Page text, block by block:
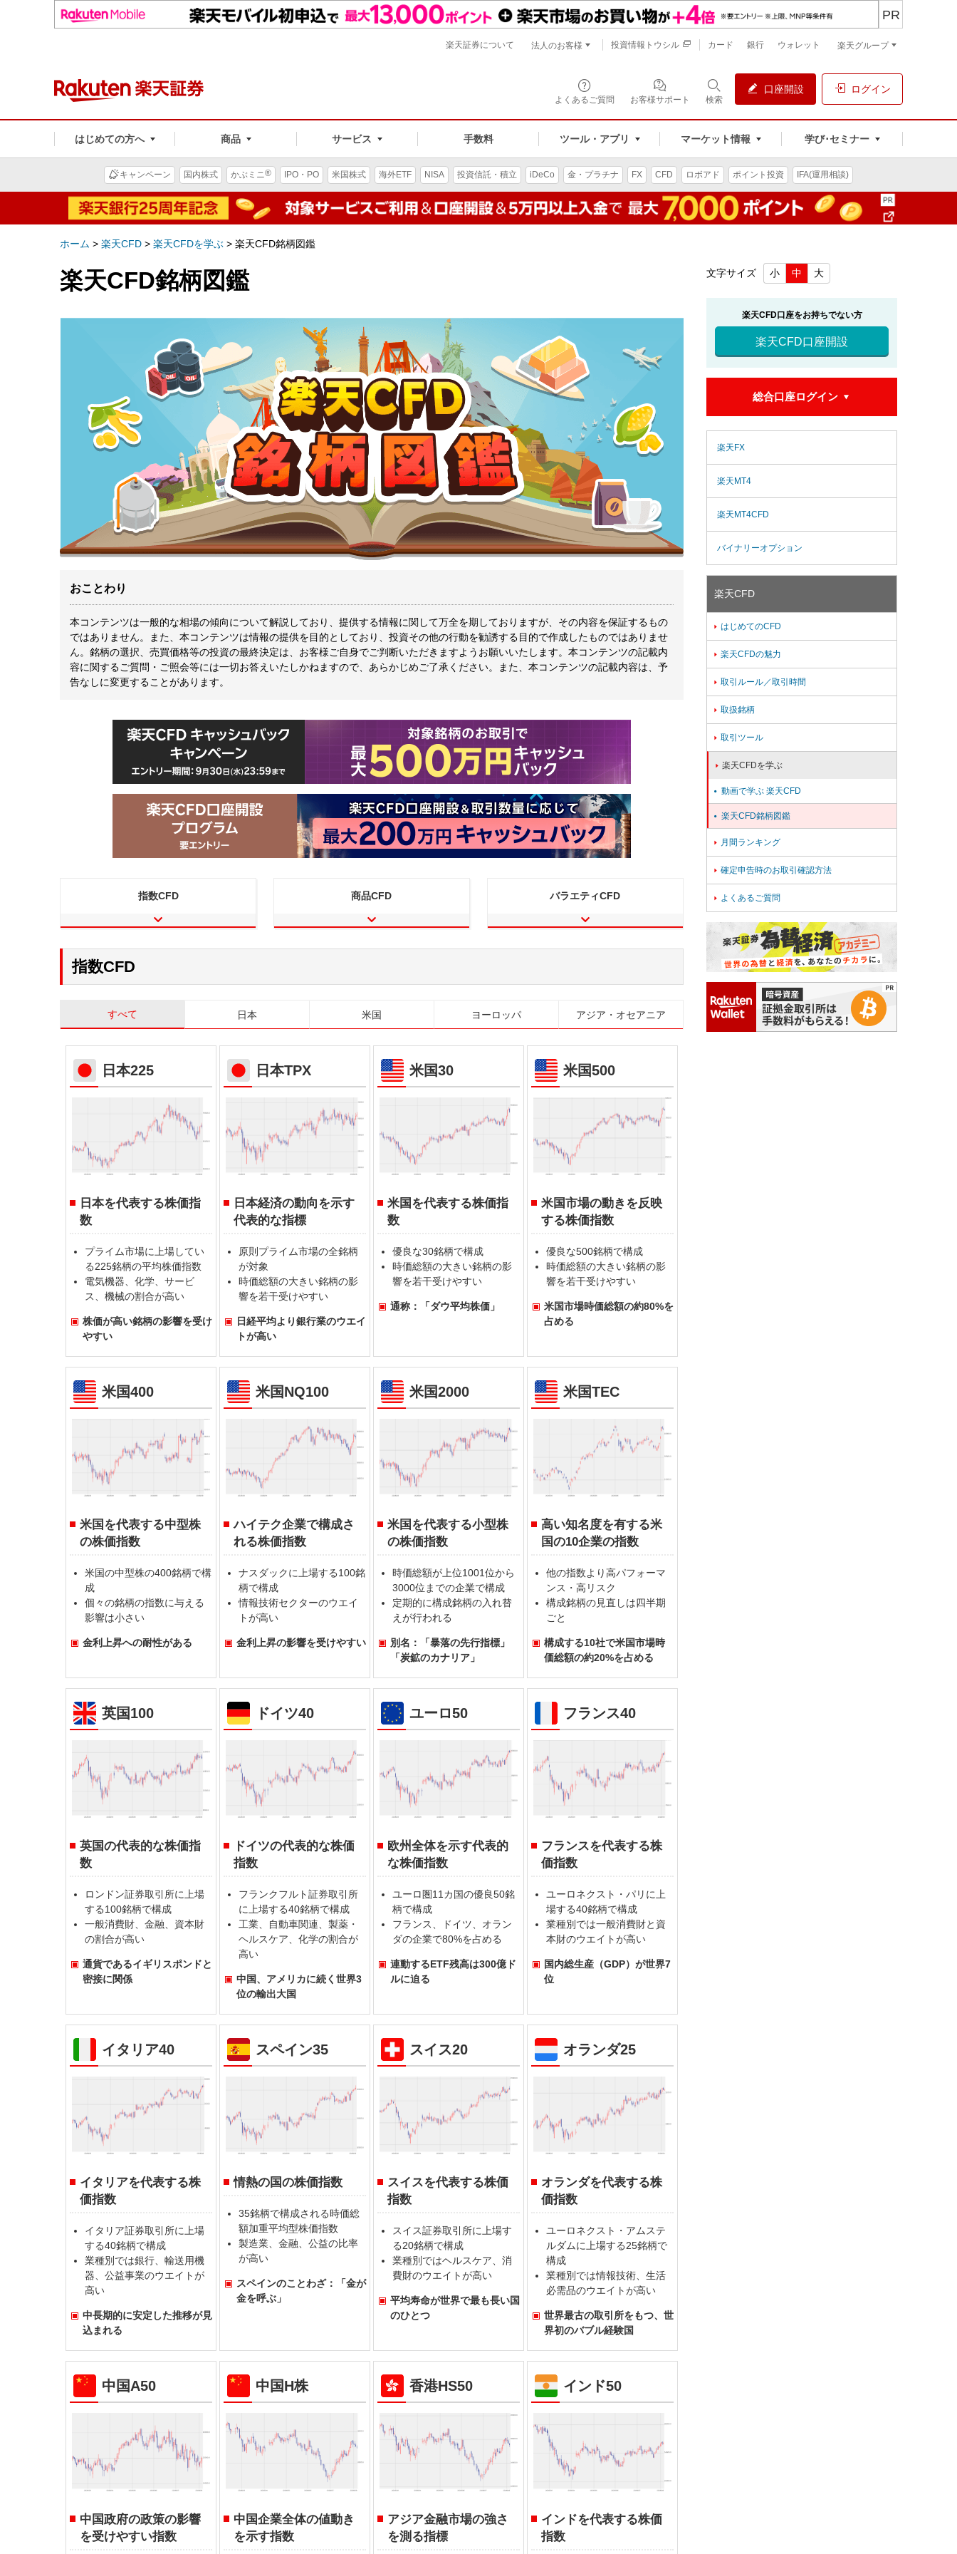
よくあるご質問 お客様サポート 検索
口座開設 ログイン
はじめての方へ 商品 サービス 手数料 ツール・アプリ マーケット情報 学び･セミナー
PR
楽天証券について 法人のお客様 投資情報トウシル カード 銀行 ウォレット 楽天グループ
キャンペーン 国内株式 かぶミニ® IPO・PO 米国株式 海外ETF NISA 投資信託・積立 iDeCo 金・プラチナ FX CFD ロボアド ポイント投資 IFA(運用相談)
ホーム > 楽天CFD > 楽天CFDを学ぶ > 楽天CFD銘柄図鑑
楽天CFD銘柄図鑑
おことわり
本コンテンツは一般的な相場の傾向について解説しており、提供する情報に関して万全を期しておりますが、その内容を保証するもの
ではありません。また、本コンテンツは情報の提供を目的としており、投資その他の行動を勧誘する目的で作成したものではありませ
ん。銘柄の選択、売買価格等の投資の最終決定は、お客様ご自身でご判断いただきますようお願いいたします。本コンテンツの記載内
容に関するご質問・ご照会等には一切お答えいたしかねますので、あらかじめご了承ください。また、本コンテンツの記載内容は、予
告なしに変更することがあります。
指数CFD 商品CFD バラエティCFD
指数CFD
すべて 日本 米国 ヨーロッパ アジア・オセアニア
日本225
日本を代表する株価指
数
プライム市場に上場してい
る225銘柄の平均株価指数
電気機器、化学、サービ
ス、機械の割合が高い
株価が高い銘柄の影響を受け
やすい
日本TPX
日本経済の動向を示す
代表的な指標
原則プライム市場の全銘柄
が対象
時価総額の大きい銘柄の影
響を若干受けやすい
日経平均より銀行業のウエイ
トが高い
米国30
米国を代表する株価指
数
優良な30銘柄で構成
時価総額の大きい銘柄の影
響を若干受けやすい
通称：「ダウ平均株価」
米国500
米国市場の動きを反映
する株価指数
優良な500銘柄で構成
時価総額の大きい銘柄の影
響を若干受けやすい
米国市場時価総額の約80%を
占める
米国400
米国を代表する中型株
の株価指数
米国の中型株の400銘柄で構
成
個々の銘柄の指数に与える
影響は小さい
金利上昇への耐性がある
米国NQ100
ハイテク企業で構成さ
れる株価指数
ナスダックに上場する100銘
柄で構成
情報技術セクターのウエイ
トが高い
金利上昇の影響を受けやすい
米国2000
米国を代表する小型株
の株価指数
時価総額が上位1001位から
3000位までの企業で構成
定期的に構成銘柄の入れ替
えが行われる
別名：「暴落の先行指標」
「炭鉱のカナリア」
米国TEC
高い知名度を有する米
国の10企業の指数
他の指数より高パフォーマ
ンス・高リスク
構成銘柄の見直しは四半期
ごと
構成する10社で米国市場時
価総額の約20%を占める
英国100
英国の代表的な株価指
数
ロンドン証券取引所に上場
する100銘柄で構成
一般消費財、金融、資本財
の割合が高い
通貨であるイギリスポンドと
密接に関係
ドイツ40
ドイツの代表的な株価
指数
フランクフルト証券取引所
に上場する40銘柄で構成
工業、自動車関連、製薬・
ヘルスケア、化学の割合が
高い
中国、アメリカに続く世界3
位の輸出大国
ユーロ50
欧州全体を示す代表的
な株価指数
ユーロ圏11カ国の優良50銘
柄で構成
フランス、ドイツ、オラン
ダの企業で80%を占める
連動するETF残高は300億ド
ルに迫る
フランス40
フランスを代表する株
価指数
ユーロネクスト・パリに上
場する40銘柄で構成
業種別では一般消費財と資
本財のウエイトが高い
国内総生産（GDP）が世界7
位
イタリア40
イタリアを代表する株
価指数
イタリア証券取引所に上場
する40銘柄で構成
業種別では銀行、輸送用機
器、公益事業のウエイトが
高い
中長期的に安定した推移が見
込まれる
スペイン35
情熱の国の株価指数
35銘柄で構成される時価総
額加重平均型株価指数
製造業、金融、公益の比率
が高い
スペインのことわざ：「金が
金を呼ぶ」
スイス20
スイスを代表する株価
指数
スイス証券取引所に上場す
る20銘柄で構成
業種別ではヘルスケア、消
費財のウエイトが高い
平均寿命が世界で最も長い国
のひとつ
オランダ25
オランダを代表する株
価指数
ユーロネクスト・アムステ
ルダムに上場する25銘柄で
構成
業種別では情報技術、生活
必需品のウエイトが高い
世界最古の取引所をもつ、世
界初のバブル経験国
中国A50
中国政府の政策の影響
を受けやすい指数
中国H株
中国企業全体の値動き
を示す指数
香港HS50
アジア金融市場の強さ
を測る指標
インド50
インドを代表する株価
指数
文字サイズ 小 中 大
楽天CFD口座をお持ちでない方
楽天CFD口座開設
総合口座ログイン
楽天FX
楽天MT4
楽天MT4CFD
バイナリーオプション
楽天CFD
 はじめてのCFD
 楽天CFDの魅力
 取引ルール／取引時間
 取扱銘柄
 取引ツール
 楽天CFDを学ぶ
 動画で学ぶ 楽天CFD
 楽天CFD銘柄図鑑
 月間ランキング
 確定申告時のお取引確認方法
 よくあるご質問